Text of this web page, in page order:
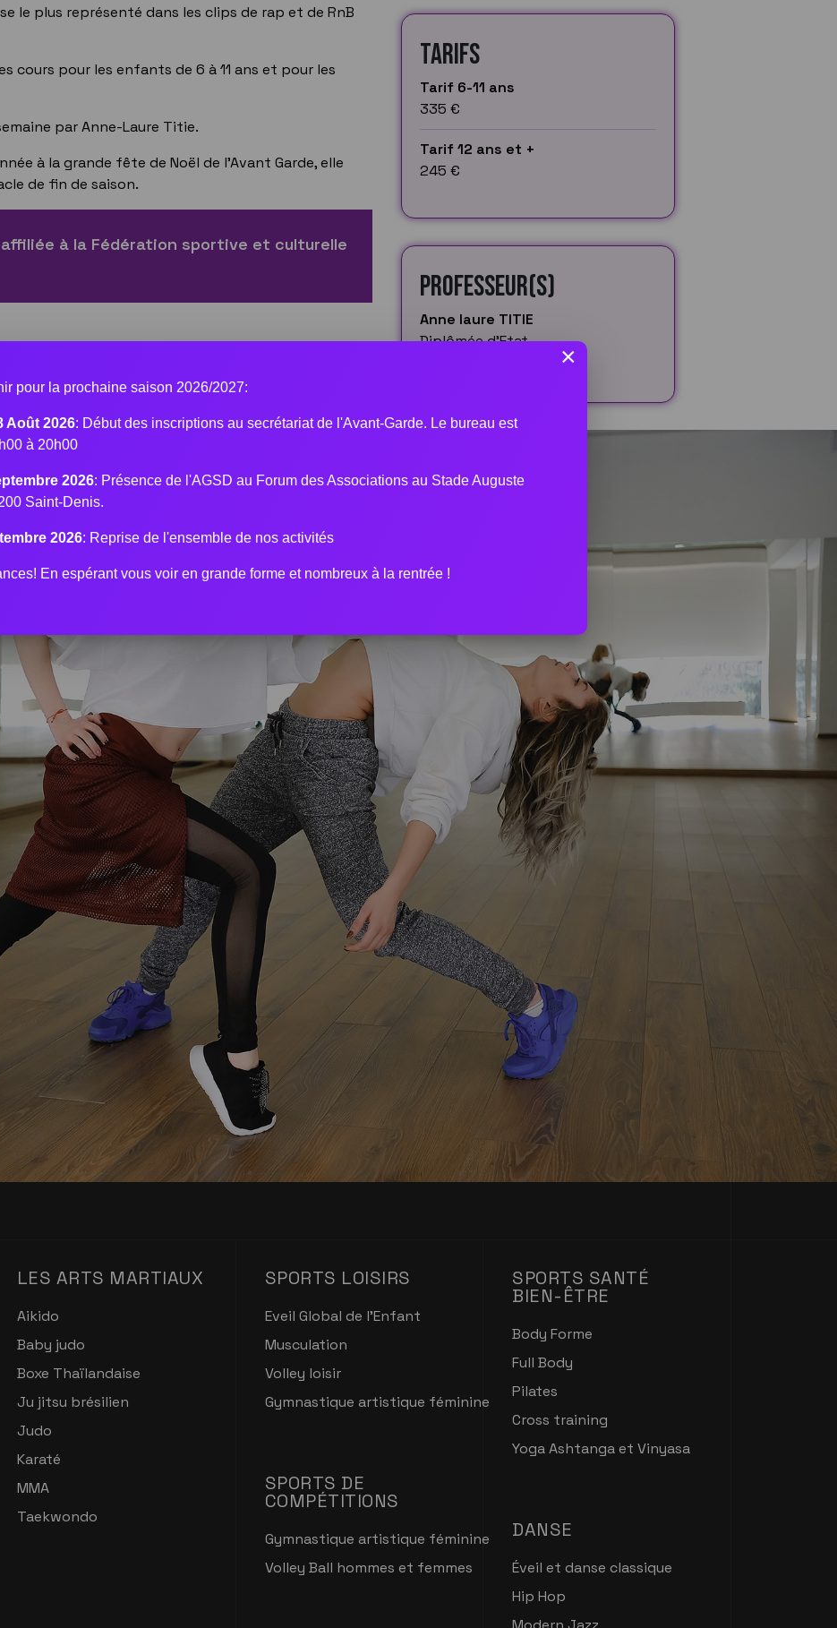
le plus représenté dans les clips de rap et de RnB
cours pour les enfants de 6 à 11 ans et pour les
par Anne-Laure Titie.
à la grande fête de Noël de l'Avant Garde, elle
de fin de saison.
à la Fédération sportive et culturelle
Tarifs
Tarif 6-11 ans
335 €
Tarif 12 ans et +
245 €
Professeur(s)
Anne laure TITIE
Diplômée d'Etat
LES ARTS MARTIAUX
Aikido
Baby judo
Boxe Thaïlandaise
Ju jitsu brésilien
Judo
Karaté
MMA
Taekwondo
SPORTS LOISIRS
Eveil Global de l'Enfant
Musculation
Volley loisir
Gymnastique artistique féminine
SPORTS DE
COMPÉTITIONS
Gymnastique artistique féminine
Volley Ball hommes et femmes
SPORTS SANTÉ
BIEN-ÊTRE
Body Forme
Full Body
Pilates
Cross training
Yoga Ashtanga et Vinyasa
DANSE
Éveil et danse classique
Hip Hop
×
pour la prochaine saison 2026/2027:
Août 2026: Début des inscriptions au secrétariat de l'Avant-Garde. Le bureau est
à 20h00
2026: Présence de l'AGSD au Forum des Associations au Stade Auguste
Saint-Denis.
2026: Reprise de l'ensemble de nos activités
En espérant vous voir en grande forme et nombreux à la rentrée !